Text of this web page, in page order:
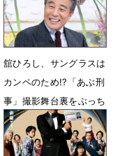
6月23日 12時00分
舘ひろし、サングラスは
カンペのため!?「あぶ刑
事」撮影舞台裏をぶっち
ゃけ
6月20日 17時32分